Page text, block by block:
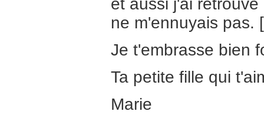
et aussi j'ai
ne m'ennuyais pas.
Je t'embrasse bien
Ta petite fille qui
Marie